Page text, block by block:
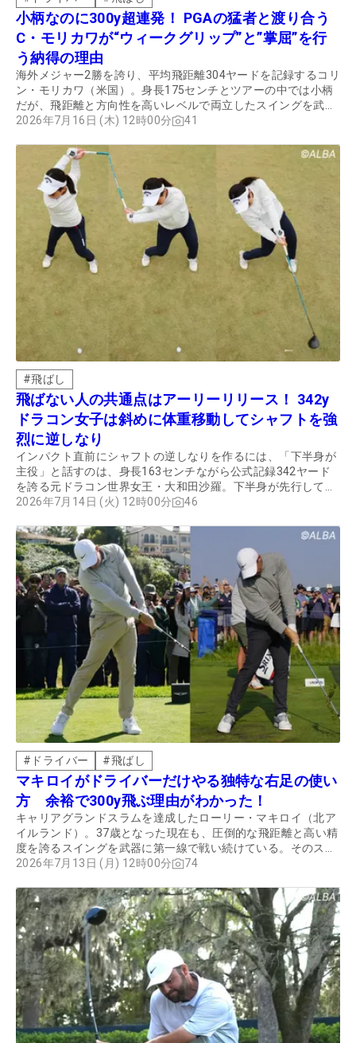
小柄なのに300y超連発！ PGAの猛者と渡り合う
C・モリカワが“ウィークグリップ”と”掌屈”を行
う納得の理由
海外メジャー2勝を誇り、平均飛距離304ヤードを記録するコリ
ン・モリカワ（米国）。身長175センチとツアーの中では小柄
だが、飛距離と方向性を高いレベルで両立したスイングを武器
に、世界の第一線で戦い続けている。そのスイングをプロコー
ントを解説してもらった。
2026年7月16日 (木) 12時00分 41
#飛ばし
飛ばない人の共通点はアーリーリリース！ 342y
ドラコン女子は斜めに体重移動してシャフトを強
烈に逆しなり
インパクト直前にシャフトの逆しなりを作るには、「下半身が
主役」と話すのは、身長163センチながら公式記録342ヤード
を誇る元ドラコン世界女王・大和田沙羅。下半身が先行して動
くことでアーリーリリースを防ぎ、ドンピシャのインパクトを
2026年7月14日 (火) 12時00分 46
# ドライバー #飛ばし
マキロイがドライバーだけやる独特な右足の使い
方 余裕で300y飛ぶ理由がわかった！
キャリアグランドスラムを達成したローリー・マキロイ（北ア
イルランド）。37歳となった現在も、圧倒的な飛距離と高い精
度を誇るスイングを武器に第一線で戦い続けている。そのスイ
ングをプロコーチ・阿河徹氏が詳細に分析し、アマチュアが参
2026年7月13日 (月) 12時00分 74